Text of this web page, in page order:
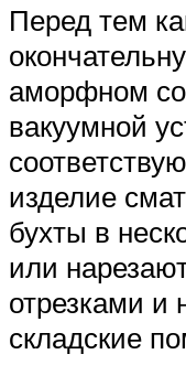
Перед тем
аморфном
вакуумной
изделие
бухты в
или
отрезками и
складские